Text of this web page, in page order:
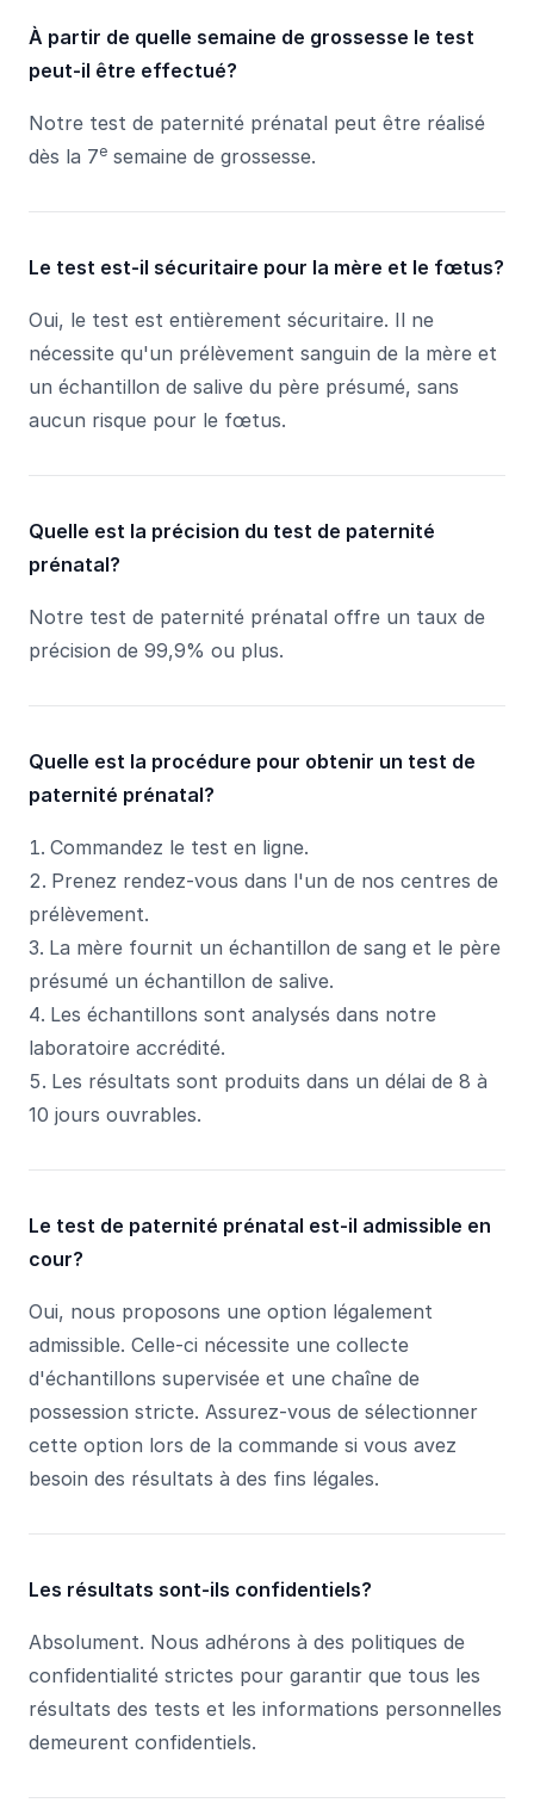
À partir de quelle semaine de grossesse le test
peut-il être effectué?
Notre test de paternité prénatal peut être réalisé
dès la 7e semaine de grossesse.
Le test est-il sécuritaire pour la mère et le fœtus?
Oui, le test est entièrement sécuritaire. Il ne
nécessite qu'un prélèvement sanguin de la mère et
un échantillon de salive du père présumé, sans
aucun risque pour le fœtus.
Quelle est la précision du test de paternité
prénatal?
Notre test de paternité prénatal offre un taux de
précision de 99,9% ou plus.
Quelle est la procédure pour obtenir un test de
paternité prénatal?
Commandez le test en ligne.
Prenez rendez-vous dans l'un de nos centres de
prélèvement.
La mère fournit un échantillon de sang et le père
présumé un échantillon de salive.
Les échantillons sont analysés dans notre
laboratoire accrédité.
Les résultats sont produits dans un délai de 8 à
10 jours ouvrables.
Le test de paternité prénatal est-il admissible en
cour?
Oui, nous proposons une option légalement
admissible. Celle-ci nécessite une collecte
d'échantillons supervisée et une chaîne de
possession stricte. Assurez-vous de sélectionner
cette option lors de la commande si vous avez
besoin des résultats à des fins légales.
Les résultats sont-ils confidentiels?
Absolument. Nous adhérons à des politiques de
confidentialité strictes pour garantir que tous les
résultats des tests et les informations personnelles
demeurent confidentiels.